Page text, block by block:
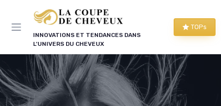
INNOVATIONS ET TENDANCES DANS
L'UNIVERS DU CHEVEUX
TOPs